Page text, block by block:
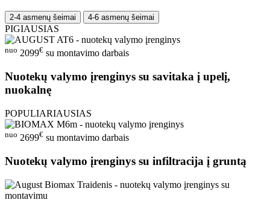
2-4 asmenų šeimai 4-6 asmenų šeimai
PIGIAUSIAS
nuo 2099€ su montavimo darbais
Nuotekų valymo įrenginys su savitaka į upelį,
nuokalnę
POPULIARIAUSIAS
nuo 2699€ su montavimo darbais
Nuotekų valymo įrenginys su infiltracija į gruntą